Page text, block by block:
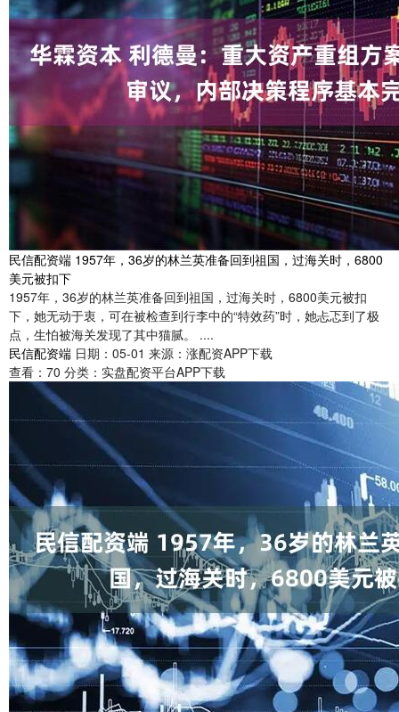
民信配资端 1957年，36岁的林兰英准备回到祖国，过海关时，6800
美元被扣下
1957年，36岁的林兰英准备回到祖国，过海关时，6800美元被扣
下，她无动于衷，可在被检查到行李中的“特效药”时，她忐忑到了极
点，生怕被海关发现了其中猫腻。 ....
民信配资端 日期：05-01 来源：涨配资APP下载
查看： 70 分类： 实盘配资平台APP下载